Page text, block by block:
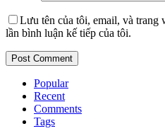
Lưu tên của tôi, email, và trang
lần bình luận kế tiếp của tôi.
Popular
Recent
Comments
Tags